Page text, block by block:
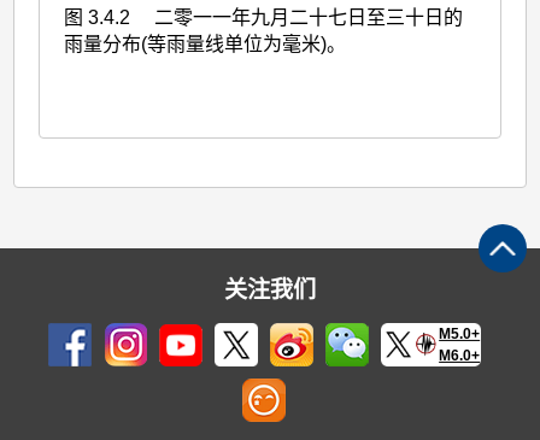
图 3.4.2 二零一一年九月二十七日至三十日的
雨量分布(等雨量线单位为毫米)。
关注我们
M5.0+
M6.0+